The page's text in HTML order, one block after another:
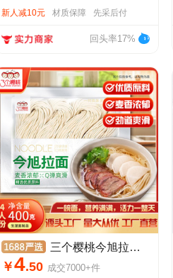
新人减10元 材质保障 先采后付
回头率17%
三个樱桃今旭拉面半干面拉面火锅餐饮生鲜面条袋装挂面厂家批发
￥4.50 成交7000+件